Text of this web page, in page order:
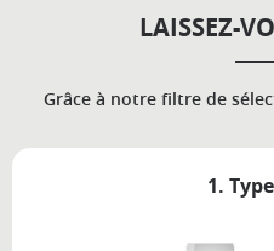
LAISSEZ-
Grâce à notre filtre de
1.